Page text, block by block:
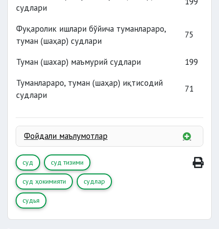
судлари
судлари
Фуқаролик ишлари бўйича туманлараро,
туман (шаҳар) судлари
75
Туман (шахар) маъмурий судлари
199
Туманлараро, туман (шаҳар) иқтисодий
судлари
71
Фойдали маълумотлар
суд суд тизими
суд ҳокимияти судлар
судья